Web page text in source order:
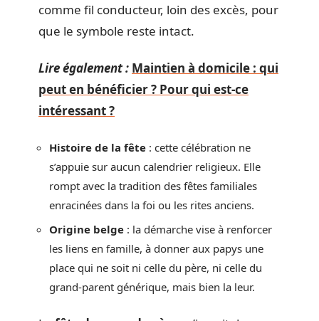
comme fil conducteur, loin des excès, pour
que le symbole reste intact.
Lire également : Maintien à domicile : qui
peut en bénéficier ? Pour qui est-ce
intéressant ?
Histoire de la fête : cette célébration ne
s’appuie sur aucun calendrier religieux. Elle
rompt avec la tradition des fêtes familiales
enracinées dans la foi ou les rites anciens.
Origine belge : la démarche vise à renforcer
les liens en famille, à donner aux papys une
place qui ne soit ni celle du père, ni celle du
grand-parent générique, mais bien la leur.